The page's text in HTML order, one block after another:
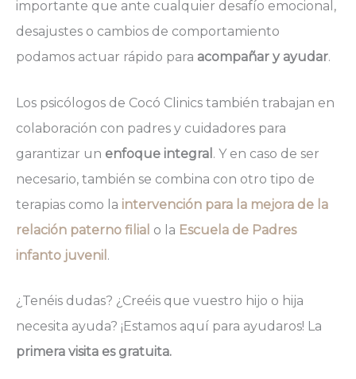
importante que ante cualquier desafío emocional,
desajustes o cambios de comportamiento
podamos actuar rápido para acompañar y ayudar.
Los psicólogos de Cocó Clinics también trabajan en
colaboración con padres y cuidadores para
garantizar un enfoque integral . Y en caso de ser
necesario, también se combina con otro tipo de
terapias como la intervención para la mejora de la
relación paterno filial o la Escuela de Padres
infanto juvenil .
¿Tenéis dudas? ¿Creéis que vuestro hijo o hija
necesita ayuda? ¡Estamos aquí para ayudaros! La
primera visita es gratuita.